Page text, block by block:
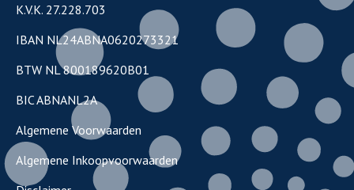
K.V.K. 27.228.703
IBAN NL24ABNA0620273321
BTW NL 800189620B01
BIC ABNANL2A
Algemene Voorwaarden
Algemene Inkoopvoorwaarden